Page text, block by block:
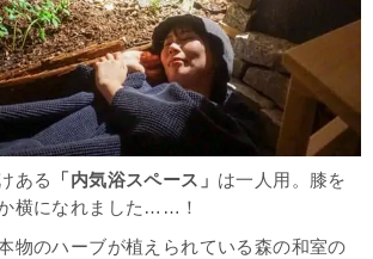
ある 「内気浴スペース」 は一人用。膝を
横になれました……！
物のハーブが植えられている森の和室の